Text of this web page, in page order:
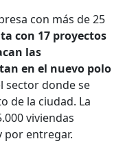
con más de 25
con 17 proyectos
las
en el nuevo polo
sector donde se
de la ciudad. La
viviendas
por entregar.